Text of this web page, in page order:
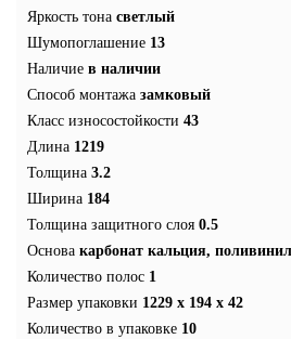
Яркость тона светлый
Шумопоглашение 13
Наличие в наличии
Способ монтажа замковый
Класс износостойкости 43
Длина 1219
Толщина 3.2
Ширина 184
Толщина защитного слоя 0.5
Основа карбонат кальция,
Количество полос 1
Размер упаковки 1229 x 194 x 42
Количество в упаковке 10